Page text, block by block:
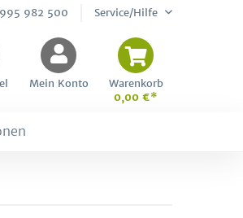
982 500 Service/Hilfe
Mein Konto
Warenkorb
0,00 €*